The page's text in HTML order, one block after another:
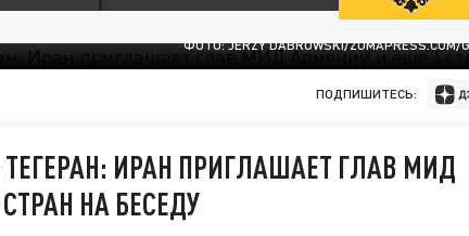
ФОТО: JERZY DABROWSKI/ZUMAPRESS.COM/
ПОДПИШИТЕСЬ:
ИРАН ПРИГЛАШАЕТ ГЛАВ МИД
НА БЕСЕДУ